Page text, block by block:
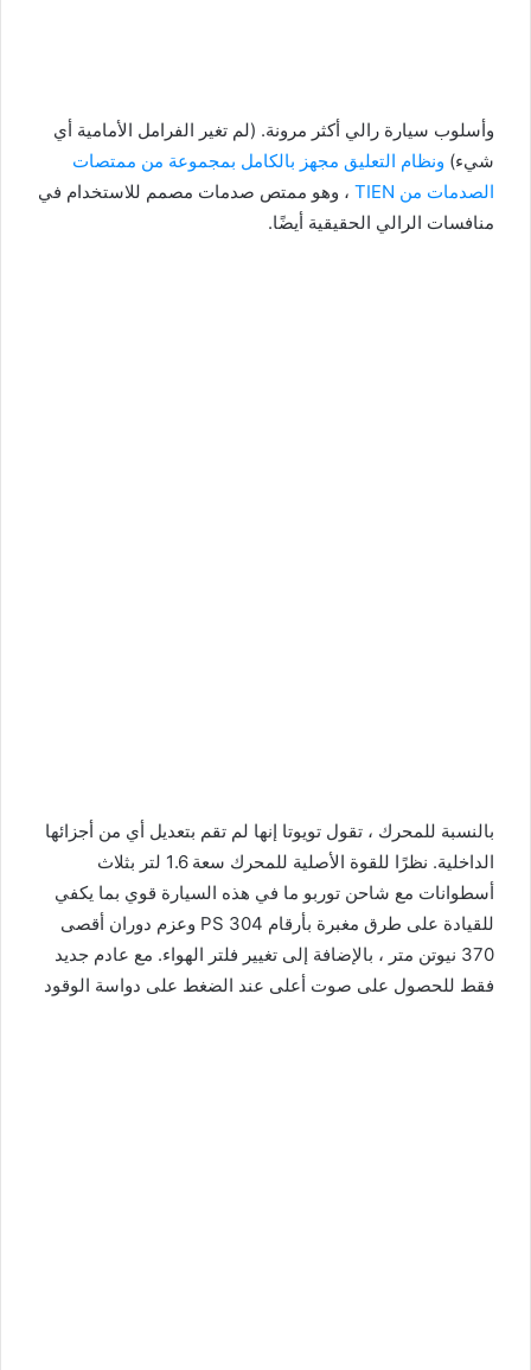
وأسلوب سيارة رالي أكثر مرونة. (لم تغير الفرامل الأمامية أي
شيء) ونظام التعليق مجهز بالكامل بمجموعة من ممتصات
الصدمات من TIEN
، وهو ممتص صدمات مصمم للاستخدام في
منافسات الرالي الحقيقية أيضًا.
بالنسبة للمحرك ، تقول تويوتا إنها لم تقم بتعديل أي من أجزائها
الداخلية. نظرًا للقوة الأصلية للمحرك سعة 1.6 لتر بثلاث
أسطوانات مع شاحن توربو ما في هذه السيارة قوي بما يكفي
للقيادة على طرق مغبرة بأرقام 304 PS وعزم دوران أقصى
370 نيوتن متر ، بالإضافة إلى تغيير فلتر الهواء. مع عادم جديد
فقط للحصول على صوت أعلى عند الضغط على دواسة الوقود